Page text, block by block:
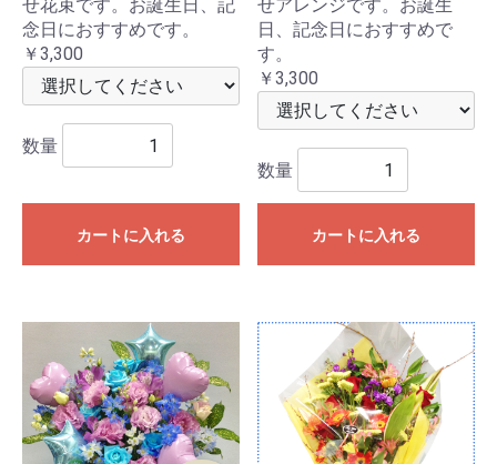
せ花束です。お誕生日、記
念日におすすめです。
￥3,300
数量
カートに入れる
せアレンジです。お誕生
日、記念日におすすめで
す。
￥3,300
数量
カートに入れる